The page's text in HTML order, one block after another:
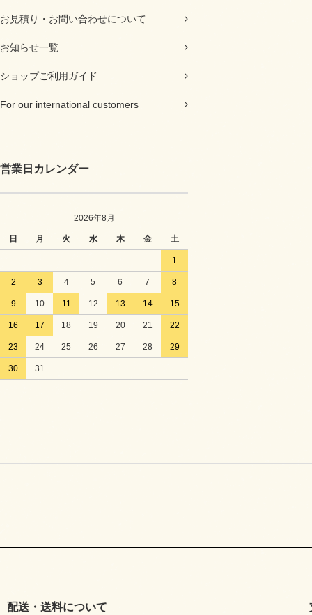
お見積り・お問い合わせについて
お知らせ一覧
ショップご利用ガイド
For our international customers
営業日カレンダー
2026年8月
日 月 火 水 木 金 土
1
2 3 4 5 6 7 8
9 10 11 12 13 14 15
16 17 18 19 20 21 22
23 24 25 26 27 28 29
30 31
配送・送料について